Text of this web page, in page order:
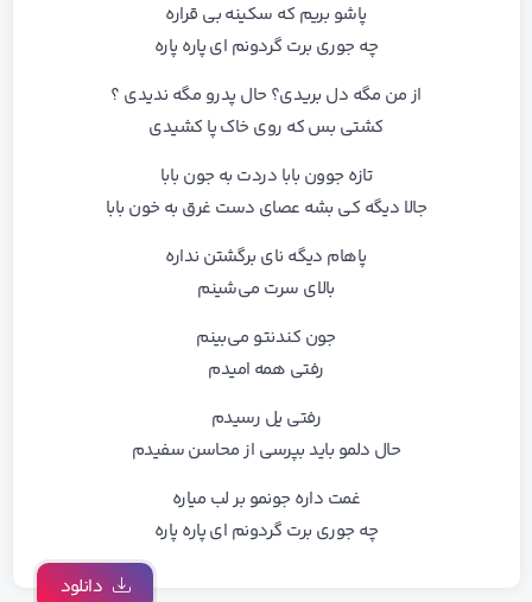
پاشو بریم که سکینه بی قراره
چه جوری برت گردونم ای پاره پاره
از من مگه دل بریدی؟ حال پدرو مگه ندیدی ؟
کشتی بس که روی خاک پا کشیدی
تازه جوون بابا دردت به جون بابا
جالا دیگه کی بشه عصای دست غرق به خون بابا
پاهام دیگه نای برگشتن نداره
بالای سرت می‌شینم
جون کندنتو می‌بینم
رفتی همه امیدم
رفتی یل رسیدم
حال دلمو باید بپرسی از محاسن سفیدم
غمت داره جونمو بر لب میاره
چه جوری برت گردونم ای پاره پاره
دانلود